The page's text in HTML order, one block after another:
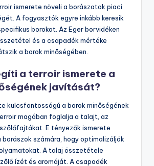
ismerete növeli a borászatok piaci
A fogyasztók egyre inkább keresik
borokat. Az Eger borvidéken
és a csapadék mértéke
a borok minőségében.
a terroir ismerete a
javítását?
kulcsfontosságú a borok minőségének
magában foglalja a talajt, az
E tényezők ismerete
számára, hogy optimalizálják
A talaj összetétele
ízét és aromáját. A csapadék